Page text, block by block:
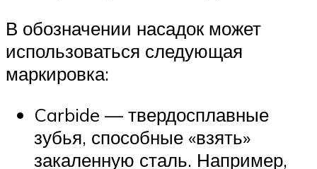
В обозначении насадок может
использоваться следующая
маркировка:
Carbide — твердосплавные
зубья, способные «взять»
закаленную сталь. Например,